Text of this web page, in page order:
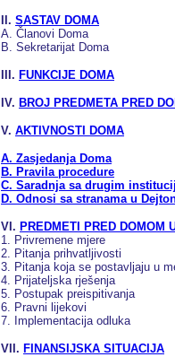
II. SASTAV DOMA
A. Članovi Doma
B. Sekretarijat Doma
III. FUNKCIJE DOMA
IV. BROJ PREDMETA PRED
V. AKTIVNOSTI DOMA
A. Zasjedanja Doma
B. Pravila procedure
C. Saradnja sa drugim
D. Odnosi sa stranama u
VI. PREDMETI PRED DOMOM
1. Privremene mjere
2. Pitanja prihvatljivosti
3. Pitanja koja se postavljaju u
4. Prijateljska rješenja
5. Postupak preispitivanja
6. Pravni lijekovi
7. Implementacija odluka
VII. FINANSIJSKA SITUACIJA